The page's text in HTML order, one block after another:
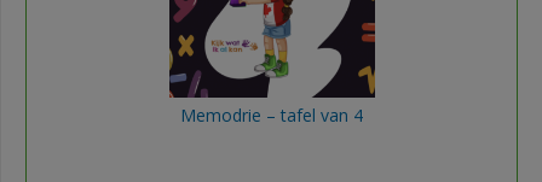
Memodrie – tafel van 4